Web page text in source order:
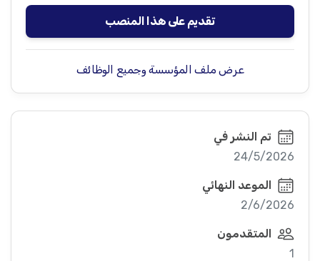
تقديم على هذا المنصب
عرض ملف المؤسسة وجميع الوظائف
تم النشر في
24/5/2026
الموعد النهائي
2/6/2026
المتقدمون
1